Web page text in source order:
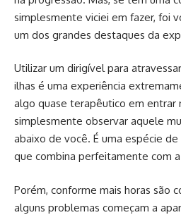
simplesmente viciei em fazer, foi
um dos grandes destaques da
Utilizar um dirigível para
ilhas é uma experiência
algo quase terapêutico em entrar
simplesmente observar aquele
abaixo de você. É uma espécie
que combina perfeitamente com
Porém, conforme mais horas são
alguns problemas começam a